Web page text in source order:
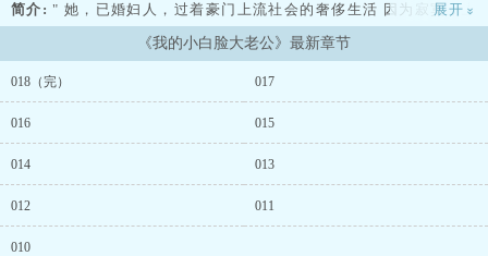
简介: " 她，已婚妇人，过着豪门上流社会的奢侈生活 因为寂寞，上
了一趟牛郎店，然…… “女人，我要当小白脸！” 有钱可以随处砸，
但，貌似，她没包过小白脸 因为刺激，她，决定包了他…… 诙谐
版.....
展开 »
《我的小白脸大老公》最新章节
018（完） 017
016 015
014 013
012 011
010